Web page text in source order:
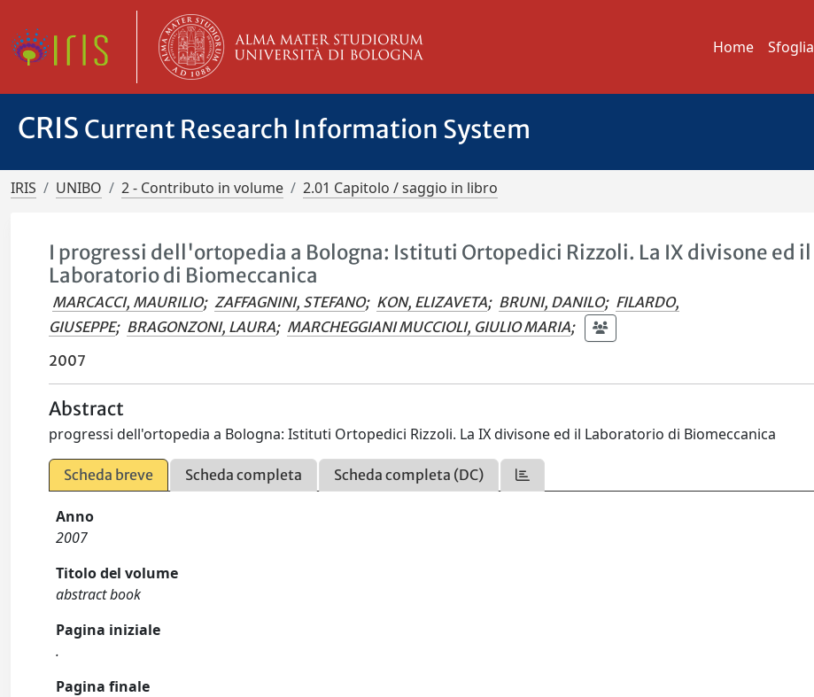
Home Sfoglia
CRIS Current Research Information System
IRIS UNIBO 2 - Contributo in volume 2.01 Capitolo / saggio in libro
I progressi dell'ortopedia a Bologna: Istituti Ortopedici Rizzoli. La IX divisone ed il
Laboratorio di Biomeccanica
MARCACCI, MAURILIO; ZAFFAGNINI, STEFANO; KON, ELIZAVETA; BRUNI, DANILO; FILARDO,
GIUSEPPE; BRAGONZONI, LAURA; MARCHEGGIANI MUCCIOLI, GIULIO MARIA;
2007
Abstract
progressi dell'ortopedia a Bologna: Istituti Ortopedici Rizzoli. La IX divisone ed il Laboratorio di Biomeccanica
Scheda breve Scheda completa Scheda completa (DC)
Anno
2007
Titolo del volume
abstract book
Pagina iniziale
.
Pagina finale